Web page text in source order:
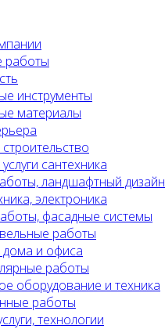
работы
инструменты
материалы
сантехника
ландшафтный дизайн
электроника
фасадные системы
работы
и офиса
работы
оборудование и техника
работы
технологии